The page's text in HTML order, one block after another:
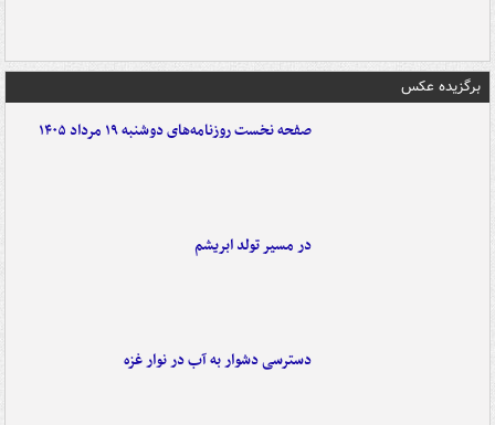
برگزیده عکس
صفحه نخست روزنامه‌های دوشنبه ۱۹ مرداد ۱۴۰۵
در مسیر تولد ابریشم
دسترسی دشوار به آب در نوار غزه